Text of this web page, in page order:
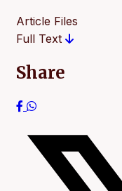
Article Files
Full Text
Share